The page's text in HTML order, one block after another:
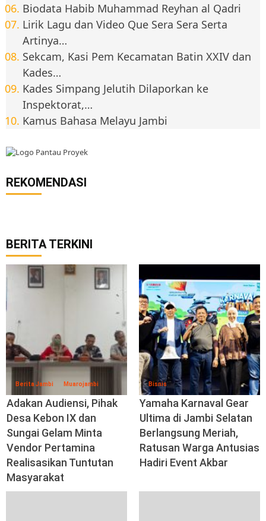
Biodata Habib Muhammad Reyhan al Qadri
Lirik Lagu dan Video Que Sera Sera Serta
Artinya…
Sekcam, Kasi Pem Kecamatan Batin XXIV dan
Kades…
Kades Simpang Jelutih Dilaporkan ke
Inspektorat,…
Kamus Bahasa Melayu Jambi
REKOMENDASI
BERITA TERKINI
Berita Jambi Muarojambi
Adakan Audiensi, Pihak
Desa Kebon IX dan
Sungai Gelam Minta
Vendor Pertamina
Realisasikan Tuntutan
Masyarakat
Bisnis
Yamaha Karnaval Gear
Ultima di Jambi Selatan
Berlangsung Meriah,
Ratusan Warga Antusias
Hadiri Event Akbar